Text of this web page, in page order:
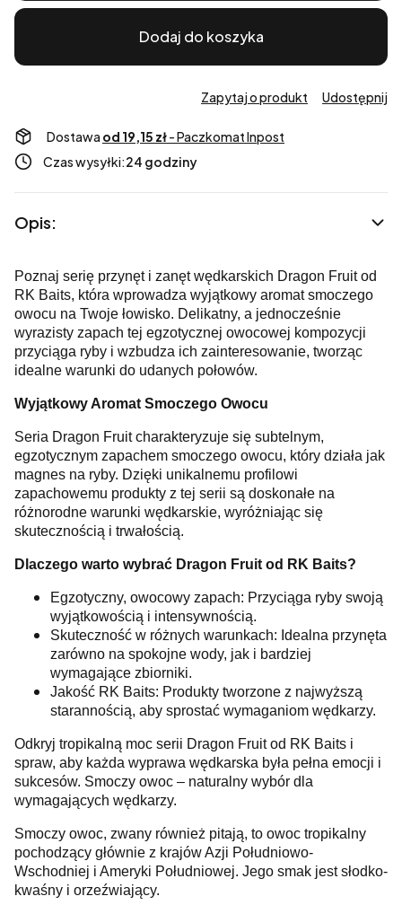
Dodaj do koszyka
Zapytaj o produkt Udostępnij
Dostawa od 19,15 zł- Paczkomat Inpost
Czas wysyłki:24 godziny
Opis:
Poznaj serię przynęt i zanęt wędkarskich Dragon Fruit od
RK Baits, która wprowadza wyjątkowy aromat smoczego
owocu na Twoje łowisko. Delikatny, a jednocześnie
wyrazisty zapach tej egzotycznej owocowej kompozycji
przyciąga ryby i wzbudza ich zainteresowanie, tworząc
idealne warunki do udanych połowów.
Wyjątkowy Aromat Smoczego Owocu
Seria Dragon Fruit charakteryzuje się subtelnym,
egzotycznym zapachem smoczego owocu, który działa jak
magnes na ryby. Dzięki unikalnemu profilowi
zapachowemu produkty z tej serii są doskonałe na
różnorodne warunki wędkarskie, wyróżniając się
skutecznością i trwałością.
Dlaczego warto wybrać Dragon Fruit od RK Baits?
Egzotyczny, owocowy zapach: Przyciąga ryby swoją
wyjątkowością i intensywnością.
Skuteczność w różnych warunkach: Idealna przynęta
zarówno na spokojne wody, jak i bardziej
wymagające zbiorniki.
Jakość RK Baits: Produkty tworzone z najwyższą
starannością, aby sprostać wymaganiom wędkarzy.
Odkryj tropikalną moc serii Dragon Fruit od RK Baits i
spraw, aby każda wyprawa wędkarska była pełna emocji i
sukcesów. Smoczy owoc – naturalny wybór dla
wymagających wędkarzy.
Smoczy owoc, zwany również pitają, to owoc tropikalny
pochodzący głównie z krajów Azji Południowo-
Wschodniej i Ameryki Południowej. Jego smak jest słodko-
kwaśny i orzeźwiający.